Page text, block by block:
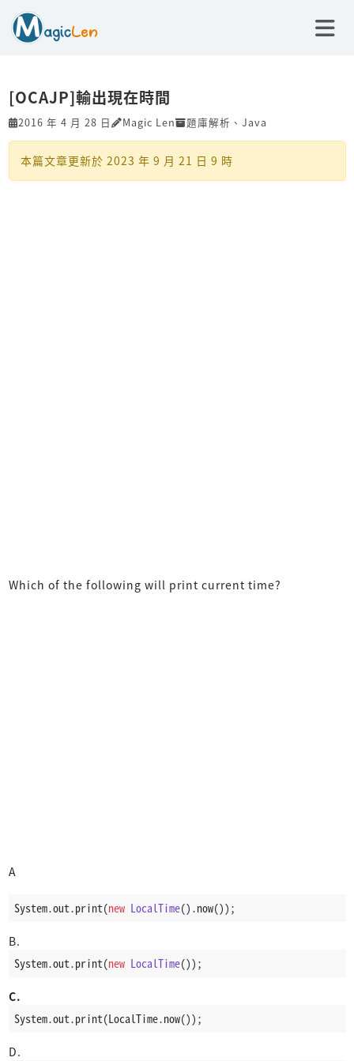
[OCAJP]輸出現在時間
2016 年 4 月 28 日 Magic Len 題庫解析 、 Java
本篇文章更新於 2023 年 9 月 21 日 9 時
Which of the following will print current time?
A
System.out.print(new LocalTime().now());
B.
System.out.print(new LocalTime());
C.
System.out.print(LocalTime.now());
D.